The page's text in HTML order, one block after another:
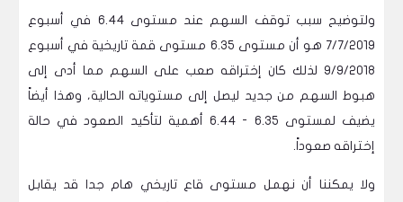
ولتوضيح سبب توقف السهم عند مستوى 6.44 في أسبوع
7/7/2019 هو أن مستوى 6.35 مستوى قمة تاريخية في أسبوع
9/9/2018 لذلك كان إختراقه صعب على السهم مما أدى إلى
هبوط السهم من جديد ليصل إلى مستوياته الحالية، وهذا أيضاً
يضيف لمستوى 6.35 - 6.44 أهمية لتأكيد الصعود في حالة
إختراقه صعوداً.
ولا يمكننا أن نهمل مستوى قاع تاريخي هام جدا قد يقابل